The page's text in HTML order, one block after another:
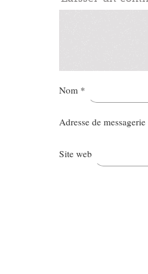
Nom *
Adresse de messagerie
Site web